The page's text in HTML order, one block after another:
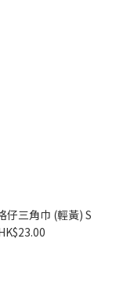
仔三角巾 (輕黃) S